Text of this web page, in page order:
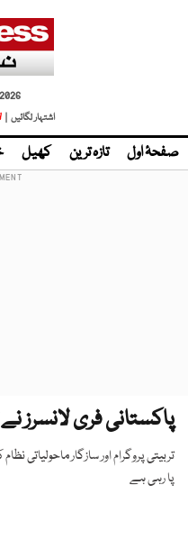
2026
اشتہار لگائیں |
صفحۂ اول تازہ ترین کھیل
پاکستانی فری لانسرز
تربیتی پروگرام اور سازگار
پا رہی ہے